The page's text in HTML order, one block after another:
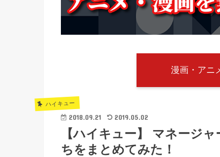
漫画・アニ
ハイキュー
2018.09.21 2019.05.02
【ハイキュー】 マネージ
ちをまとめてみた！